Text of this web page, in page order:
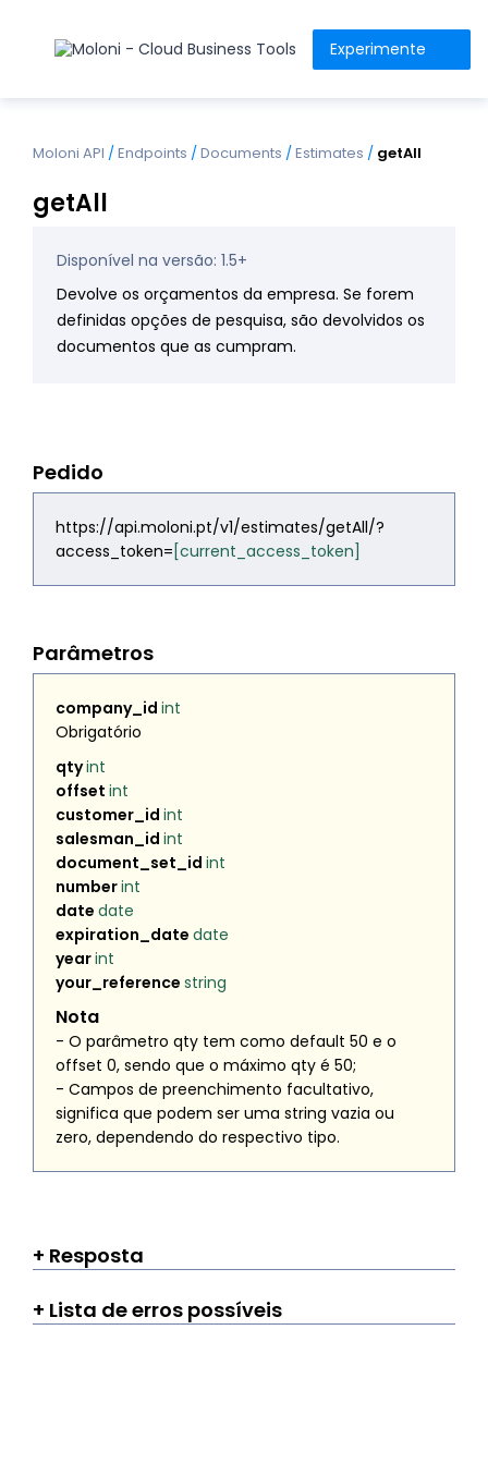
Experimente
Moloni API /Endpoints /Documents /Estimates / getAll
getAll
Disponível na versão: 1.5+
Devolve os orçamentos da empresa. Se forem
definidas opções de pesquisa, são devolvidos os
documentos que as cumpram.
Pedido
https://api.moloni.pt/v1/estimates/getAll/?
access_token= [current_access_token]
Parâmetros
company_id int
Obrigatório
qtyint
offset int
customer_id int
salesman_id int
document_set_id int
numberint
date date
expiration_date date
yearint
your_reference string
Nota
- O parâmetro qty tem como default 50 e o
offset 0, sendo que o máximo qty é 50;
- Campos de preenchimento facultativo,
significa que podem ser uma string vazia ou
zero, dependendo do respectivo tipo.
Resposta
Lista de erros possíveis